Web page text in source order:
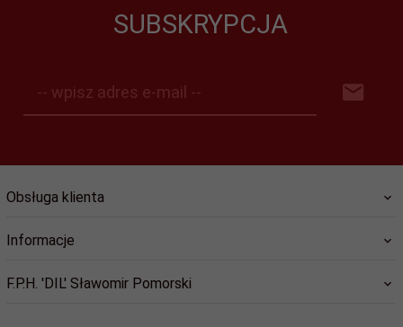
SUBSKRYPCJA
-- wpisz adres e-mail --
Obsługa klienta
Informacje
F.P.H. 'DIL' Sławomir Pomorski